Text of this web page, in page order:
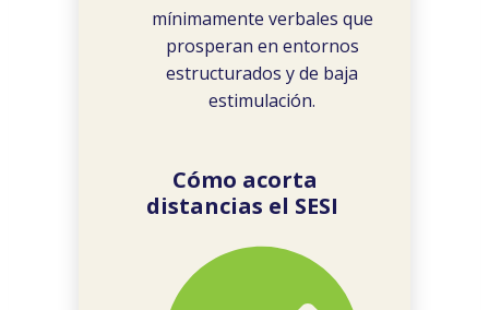
mínimamente verbales que
prosperan en entornos
estructurados y de baja
estimulación.
Cómo acorta
distancias el SESI